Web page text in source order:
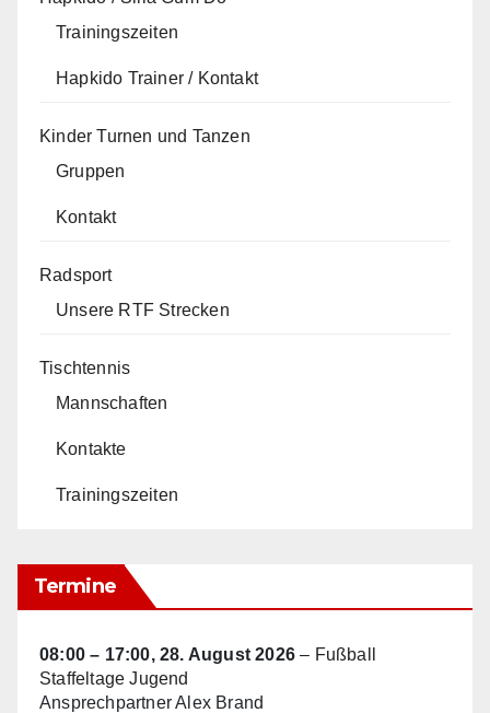
Trainingszeiten
Hapkido Trainer / Kontakt
Kinder Turnen und Tanzen
Gruppen
Kontakt
Radsport
Unsere RTF Strecken
Tischtennis
Mannschaften
Kontakte
Trainingszeiten
Termine
08:00 – 17:00,28. August 2026 – Fußball
Staffeltage Jugend
Ansprechpartner Alex Brand